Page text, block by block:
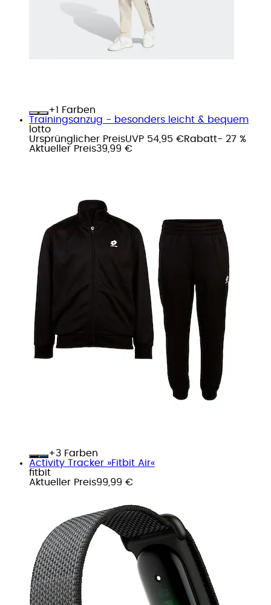
+
Farben
Trainingsanzug - besonders leicht & bequem
lotto
Ursprünglicher PreisUVP 54,95 €Rabatt- 27 %
Aktueller Preis39,99 €
+
Farben
Activity Tracker »Fitbit Air«
fitbit
Aktueller Preis99,99 €